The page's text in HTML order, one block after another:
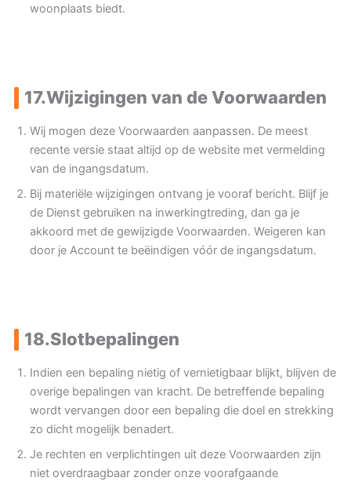
woonplaats biedt.
17.Wijzigingen van de Voorwaarden
Wij mogen deze Voorwaarden aanpassen. De meest
recente versie staat altijd op de website met vermelding
van de ingangsdatum.
Bij materiële wijzigingen ontvang je vooraf bericht. Blijf je
de Dienst gebruiken na inwerkingtreding, dan ga je
akkoord met de gewijzigde Voorwaarden. Weigeren kan
door je Account te beëindigen vóór de ingangsdatum.
18.Slotbepalingen
Indien een bepaling nietig of vernietigbaar blijkt, blijven de
overige bepalingen van kracht. De betreffende bepaling
wordt vervangen door een bepaling die doel en strekking
zo dicht mogelijk benadert.
Je rechten en verplichtingen uit deze Voorwaarden zijn
niet overdraagbaar zonder onze voorafgaande